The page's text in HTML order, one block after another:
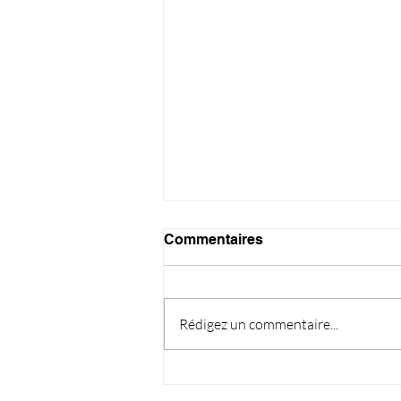
Commentaires
Rédigez un commentaire...